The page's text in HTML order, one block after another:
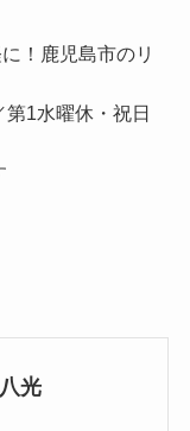
！鹿児島市のリ
1水曜休・祝日
光